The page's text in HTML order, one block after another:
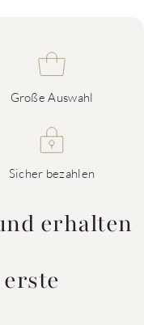
Große Auswahl
Sicher bezahlen
erhalten